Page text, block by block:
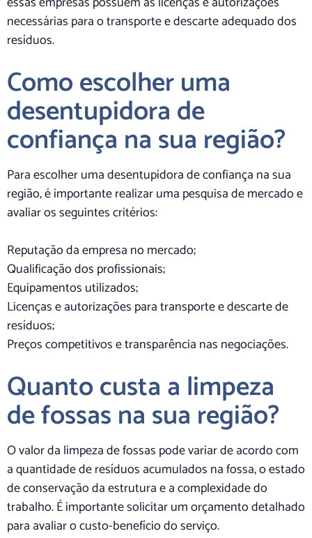
necessárias para o transporte e descarte adequado dos
resíduos.
Como escolher uma
desentupidora de
confiança na sua região?
Para escolher uma desentupidora de confiança na sua
região, é importante realizar uma pesquisa de mercado e
avaliar os seguintes critérios:
Reputação da empresa no mercado;
Qualificação dos profissionais;
Equipamentos utilizados;
Licenças e autorizações para transporte e descarte de
resíduos;
Preços competitivos e transparência nas negociações.
Quanto custa a limpeza
de fossas na sua região?
O valor da limpeza de fossas pode variar de acordo com
a quantidade de resíduos acumulados na fossa, o estado
de conservação da estrutura e a complexidade do
trabalho. É importante solicitar um orçamento detalhado
para avaliar o custo-benefício do serviço.